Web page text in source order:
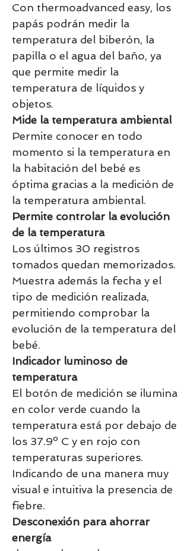
Con thermoadvanced easy, los
papás podrán medir la
temperatura del biberón, la
papilla o el agua del baño, ya
que permite medir la
temperatura de líquidos y
objetos.
Mide la temperatura ambiental
Permite conocer en todo
momento si la temperatura en
la habitación del bebé es
óptima gracias a la medición de
la temperatura ambiental.
Permite controlar la evolución
de la temperatura
Los últimos 30 registros
tomados quedan memorizados.
Muestra además la fecha y el
tipo de medición realizada,
permitiendo comprobar la
evolución de la temperatura del
bebé.
Indicador luminoso de
temperatura
El botón de medición se ilumina
en color verde cuando la
temperatura está por debajo de
los 37.9º C y en rojo con
temperaturas superiores.
Indicando de una manera muy
visual e intuitiva la presencia de
fiebre.
Desconexión para ahorrar
energía